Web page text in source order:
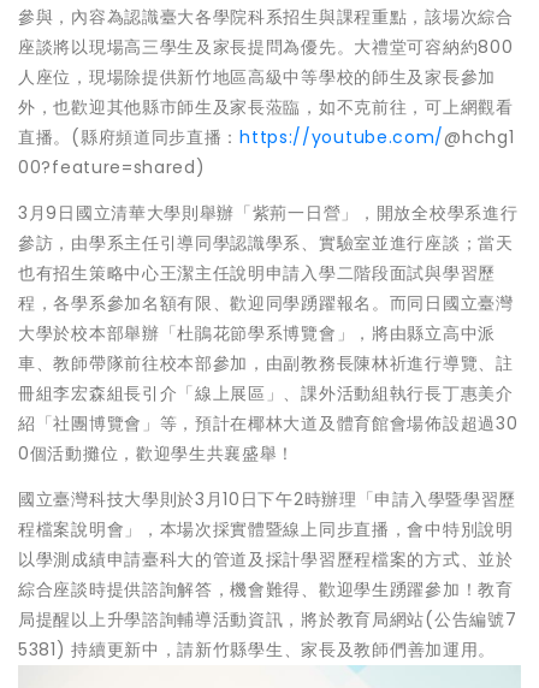
參與，內容為認識臺大各學院科系招生與課程重點，該場次綜合
座談將以現場高三學生及家長提問為優先。大禮堂可容納約800
人座位，現場除提供新竹地區高級中等學校的師生及家長參加
外，也歡迎其他縣市師生及家長蒞臨，如不克前往，可上網觀看
直播。(縣府頻道同步直播：https://youtube.com/@hchg1
00?feature=shared)
3月9日國立清華大學則舉辦「紫荊一日營」，開放全校學系進行
參訪，由學系主任引導同學認識學系、實驗室並進行座談；當天
也有招生策略中心王潔主任說明申請入學二階段面試與學習歷
程，各學系參加名額有限、歡迎同學踴躍報名。而同日國立臺灣
大學於校本部舉辦「杜鵑花節學系博覽會」，將由縣立高中派
車、教師帶隊前往校本部參加，由副教務長陳林祈進行導覽、註
冊組李宏森組長引介「線上展區」、課外活動組執行長丁惠美介
紹「社團博覽會」等，預計在椰林大道及體育館會場佈設超過30
0個活動攤位，歡迎學生共襄盛舉！
國立臺灣科技大學則於3月10日下午2時辦理「申請入學暨學習歷
程檔案說明會」，本場次採實體暨線上同步直播，會中特別說明
以學測成績申請臺科大的管道及採計學習歷程檔案的方式、並於
綜合座談時提供諮詢解答，機會難得、歡迎學生踴躍參加！教育
局提醒以上升學諮詢輔導活動資訊，將於教育局網站(公告編號7
5381) 持續更新中，請新竹縣學生、家長及教師們善加運用。